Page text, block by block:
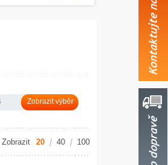
Zobrazit 20 40 100